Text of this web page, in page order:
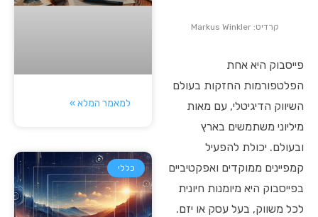
קרדיט: Markus Winkler
פייסבוק היא אחת
הפלטפורמות החזקות בעולם
השיווק הדיגיטלי, עם מאות
מיליוני משתמשים בארץ
ובעולם. יכולת להפעיל
קמפיינים ממוקדים ואפקטיביים
בפייסבוק היא מיומנות חיונית
לכל משווק, בעל עסק או יזם.
למאמר המלא »
כללי